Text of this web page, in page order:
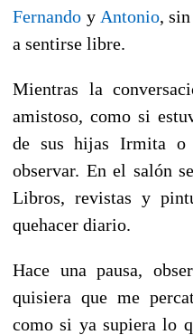
Fernando y Antonio,
a sentirse libre.
Mientras la
amistoso, como si
de sus hijas Irmita o
observar. En el salón
Libros, revistas y
quehacer diario.
Hace una pausa,
quisiera que me
como si ya supiera lo